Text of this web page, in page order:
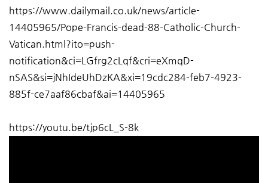
https://www.dailymail.co.uk/news/article-
14405965/Pope-Francis-dead-88-Catholic-Church-
Vatican.html?ito=push-
notification&ci=LGfrg2cLqf&cri=eXmqD-
nSAS&si=jNhIdeUhDzKA&xi=19cdc284-feb7-4923-
885f-ce7aaf86cbaf&ai=14405965
https://youtu.be/tjp6cL_S-8k